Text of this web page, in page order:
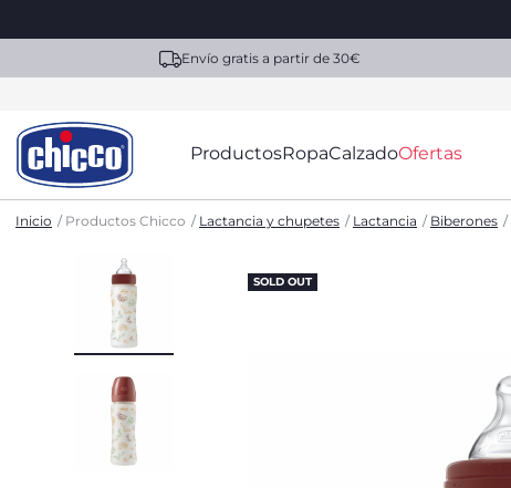
Envío gratis a partir de 30€
ProductosRopaCalzadoOfertas
Inicio Productos Chicco Lactancia y chupetes Lactancia Biberones
SOLD OUT